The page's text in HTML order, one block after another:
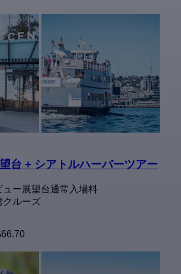
台 + シアトルハーバーツアー
ュー展望台通常入場料
クルーズ